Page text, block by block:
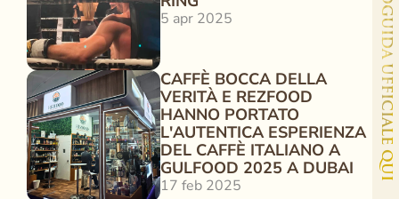
5 apr 2025
CAFFÈ BOCCA DELLA
VERITÀ E REZFOOD
HANNO PORTATO
L'AUTENTICA ESPERIENZA
DEL CAFFÈ ITALIANO A
GULFOOD 2025 A DUBAI
17 feb 2025